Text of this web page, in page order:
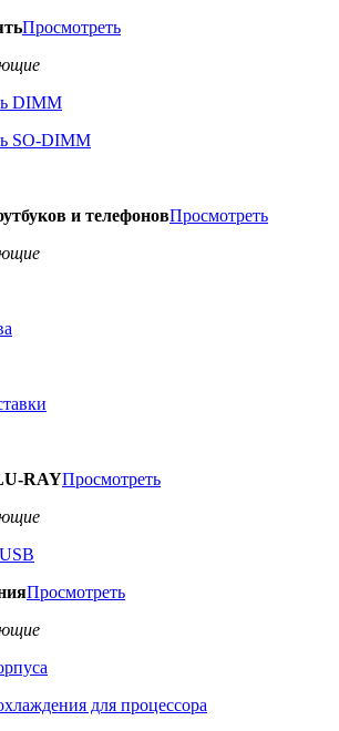
Просмотреть
DIMM
SO-DIMM
и телефоновПросмотреть
RAYПросмотреть
Просмотреть
для процессора